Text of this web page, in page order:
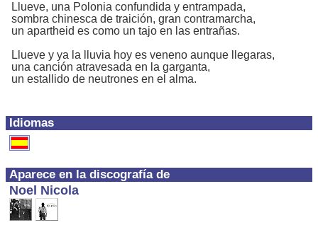
Idiomas
Aparece en la discografía de
Noel Nicola
Llueve, una Polonia confundida y entrampada,
sombra chinesca de traición, gran contramarcha,
un apartheid es como un tajo en las entrañas.
Llueve y ya la lluvia hoy es veneno aunque llegaras,
una canción atravesada en la garganta,
un estallido de neutrones en el alma.